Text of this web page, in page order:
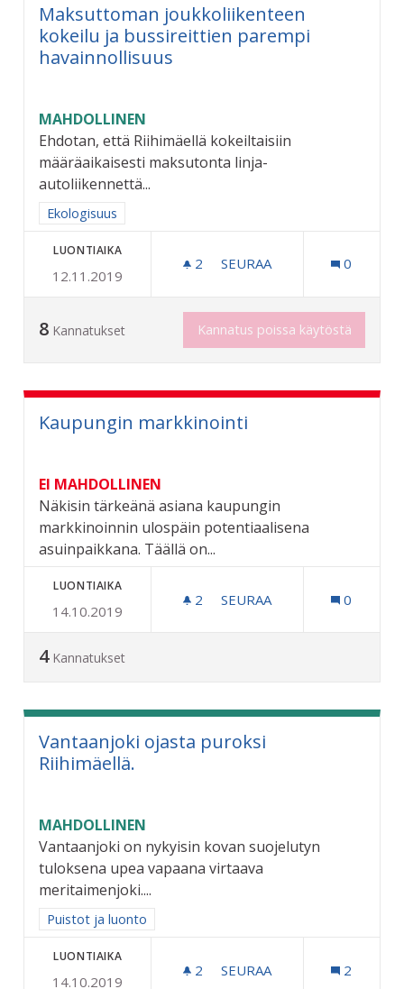
Maksuttoman joukkoliikenteen
kokeilu ja bussireittien parempi
havainnollisuus
MAHDOLLINEN
Ehdotan, että Riihimäellä kokeiltaisiin
määräaikaisesti maksutonta linja-
autoliikennettä...
Rajaa tulokset aihepiirin mukaan: Ekologisuus
Ekologisuus
LUONTIAIKA
12.11.2019
2 2 SEURAAJAA
SEURAA 0
8 Kannatukset Kannatus poissa käytöstä
Kaupungin markkinointi
EI MAHDOLLINEN
Näkisin tärkeänä asiana kaupungin
markkinoinnin ulospäin potentiaalisena
asuinpaikkana. Täällä on...
LUONTIAIKA
14.10.2019
2 2 SEURAAJAA
SEURAA 0
4 Kannatukset
Vantaanjoki ojasta puroksi
Riihimäellä.
MAHDOLLINEN
Vantaanjoki on nykyisin kovan suojelutyn
tuloksena upea vapaana virtaava
meritaimenjoki....
Rajaa tulokset aihepiirin mukaan: Puistot ja luonto
Puistot ja luonto
LUONTIAIKA
14.10.2019
2 2 SEURAAJAA
SEURAA 2